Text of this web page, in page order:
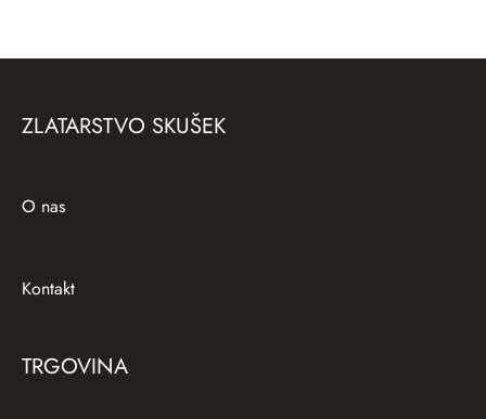
ZLATARSTVO SKUŠEK
O nas
Kontakt
TRGOVINA